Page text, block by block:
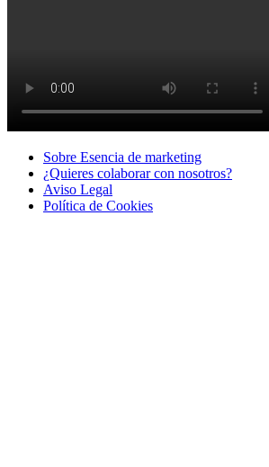
Sobre Esencia de marketing
¿Quieres colaborar con nosotros?
Aviso Legal
Polí­tica de Cookies